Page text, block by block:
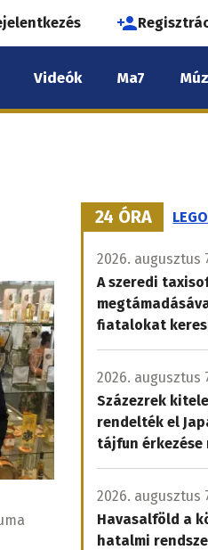
Videók Ma7
24 ÓRA
2026. augusztus
A szeredi
fiatalokat
2026. augusztus
Százezrek
rendelték el
tájfun
2026. augusztus
Havasalföld a
hatalmi